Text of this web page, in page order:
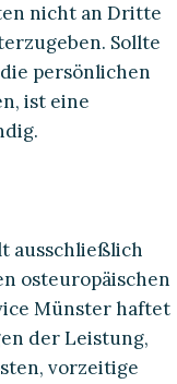
nicht an Dritte
Sollte
persönlichen
ist eine
ausschließlich
osteuropäischen
Münster haftet
der Leistung,
vorzeitige